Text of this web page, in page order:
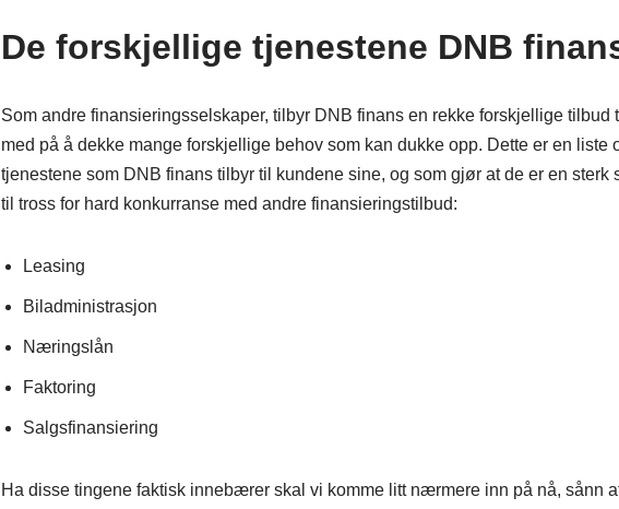
De forskjellige tjenestene DNB
Som andre finansieringsselskaper, tilbyr DNB finans en rekke forskjellige
med på å dekke mange forskjellige behov som kan dukke opp. Dette er en liste
tjenestene som DNB finans tilbyr til kundene sine, og som gjør at de er en sterk
til tross for hard konkurranse med andre finansieringstilbud:
Leasing
Biladministrasjon
Næringslån
Faktoring
Salgsfinansiering
Ha disse tingene faktisk innebærer skal vi komme litt nærmere inn på nå, sånn